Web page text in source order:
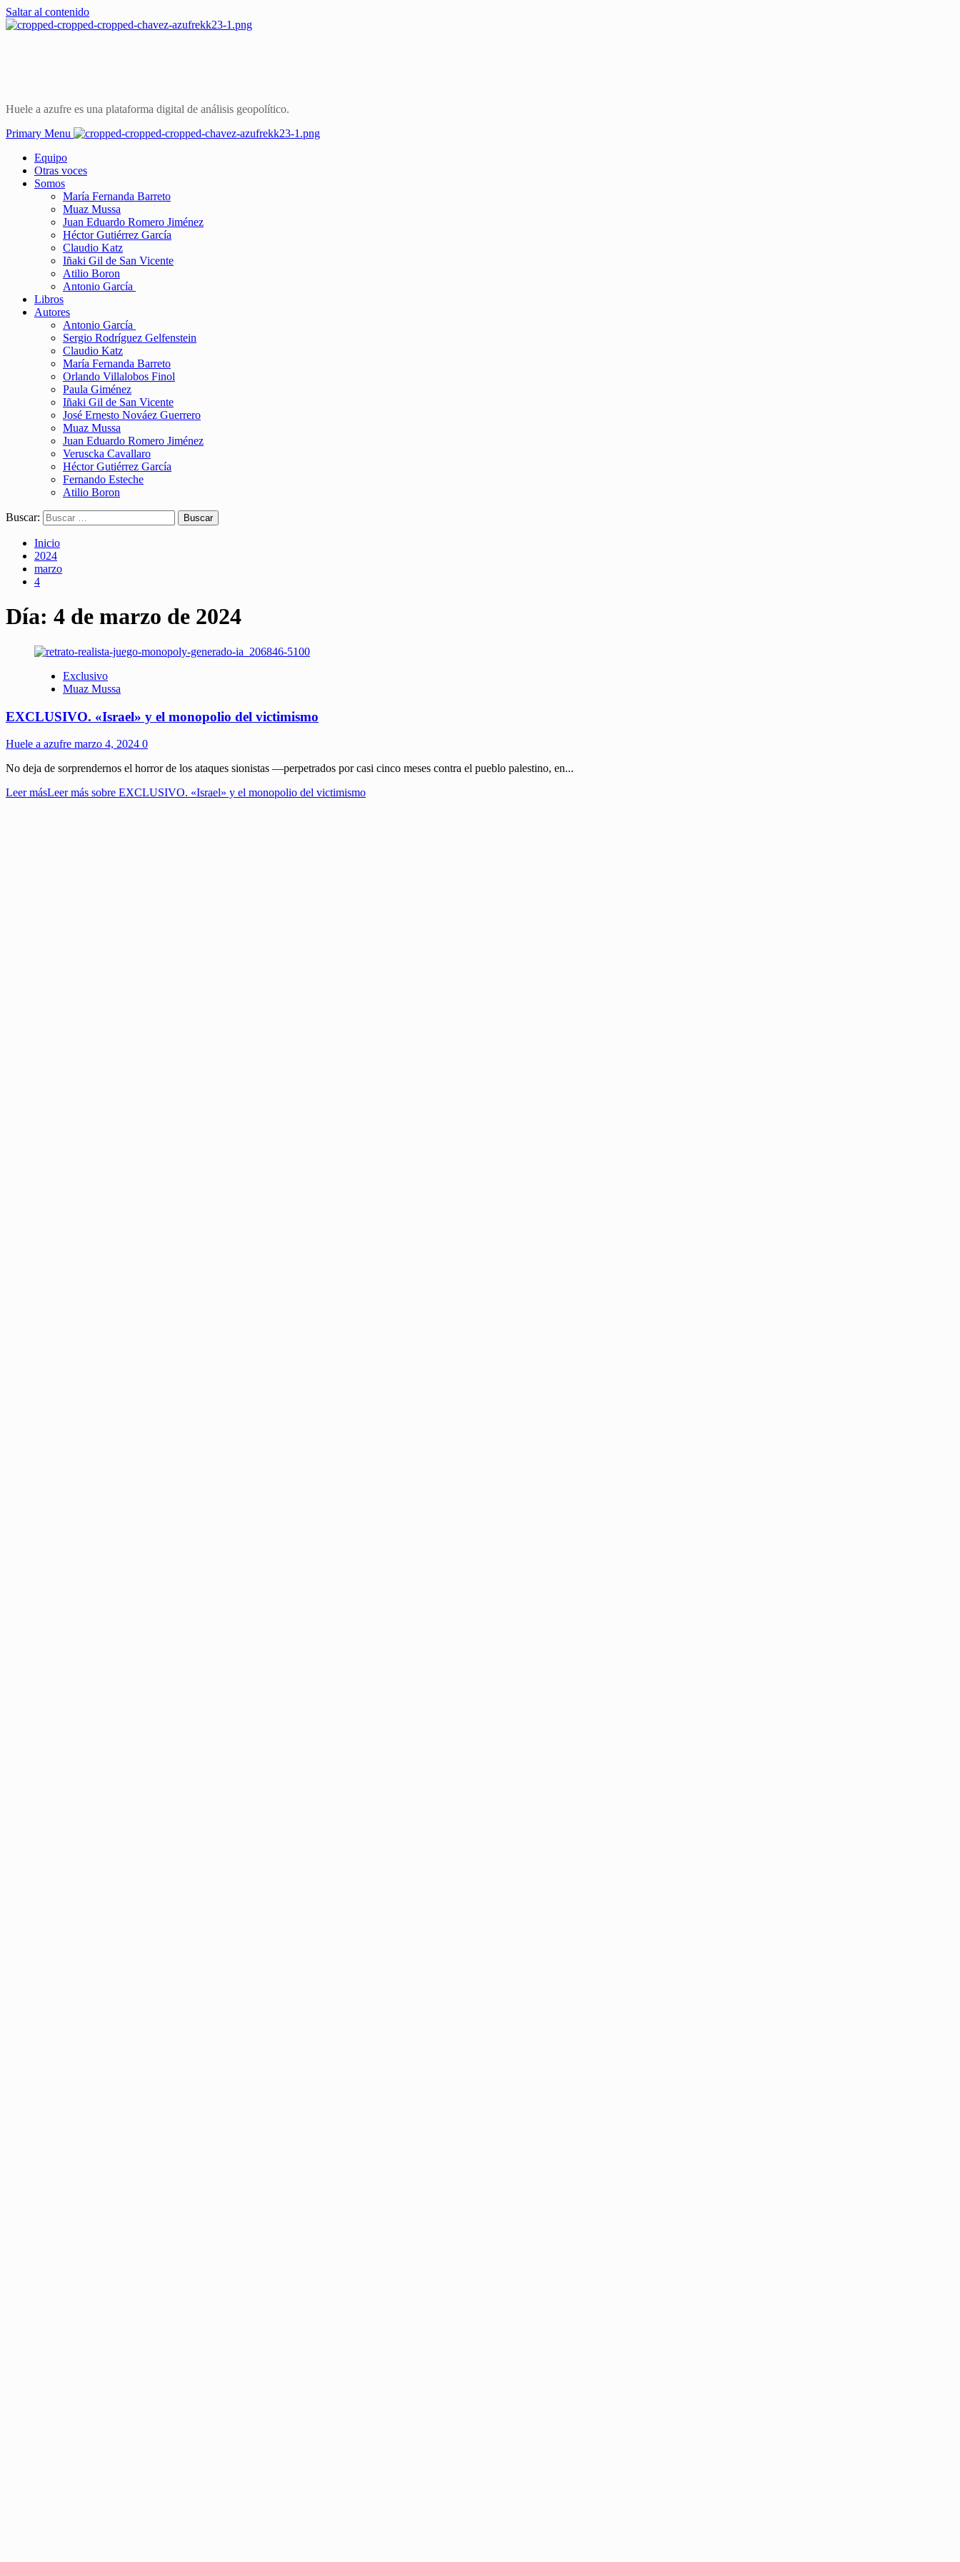
Saltar al contenido
Huele a azufre es una plataforma digital de análisis geopolítico.
Primary Menu
Equipo
Otras voces
Somos
María Fernanda Barreto
Muaz Mussa
Juan Eduardo Romero Jiménez
Héctor Gutiérrez García
Claudio Katz
Iñaki Gil de San Vicente
Atilio Boron
Antonio García
Libros
Autores
Antonio García
Sergio Rodríguez Gelfenstein
Claudio Katz
María Fernanda Barreto
Orlando Villalobos Finol
Paula Giménez
Iñaki Gil de San Vicente
José Ernesto Nováez Guerrero
Muaz Mussa
Juan Eduardo Romero Jiménez
Veruscka Cavallaro
Héctor Gutiérrez García
Fernando Esteche
Atilio Boron
Buscar:
Inicio
2024
marzo
4
Día: 4 de marzo de 2024
Exclusivo
Muaz Mussa
EXCLUSIVO. «Israel» y el monopolio del victimismo
Huele a azufre marzo 4, 2024 0
No deja de sorprendernos el horror de los ataques sionistas —perpetrados por casi cinco meses contra el pueblo palestino, en...
Leer másLeer más sobre EXCLUSIVO. «Israel» y el monopolio del victimismo